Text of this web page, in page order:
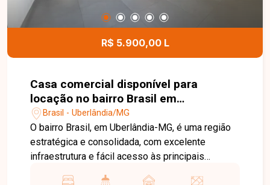
R$ 5.900,00 L
Casa comercial disponível para
locação no bairro Brasil em
Uberlândia-MG
Brasil - Uberlândia/MG
O bairro Brasil, em Uberlândia-MG, é uma região
estratégica e consolidada, com excelente
infraestrutura e fácil acesso às principais